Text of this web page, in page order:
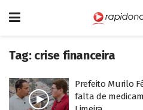
Tag: crise financeira
Prefeito Murilo
falta de